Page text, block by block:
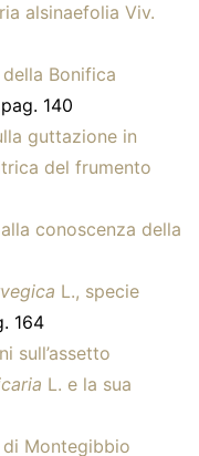
alsinaefolia Viv.
Bonifica
pag. 140
guttazione in
del frumento
conoscenza della
L., specie
164
sull’assetto
L. e la sua
Montegibbio